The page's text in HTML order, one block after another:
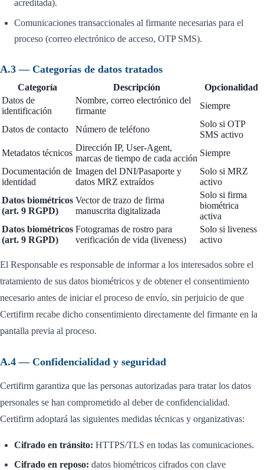
acreditada).
Comunicaciones transaccionales al firmante necesarias para el
proceso (correo electrónico de acceso, OTP SMS).
A.3 — Categorías de datos tratados
Categoría Descripción
Opcionalidad
Datos de
identificación
Nombre, correo electrónico del
firmante
Siempre
Datos de contacto Número de teléfono
Solo si OTP
SMS activo
Metadatos técnicos
Dirección IP, User-Agent,
marcas de tiempo de cada acción
Siempre
Documentación de
identidad
Imagen del DNI/Pasaporte y
datos MRZ extraídos
Solo si MRZ
activo
Datos biométricos
(art. 9 RGPD)
Vector de trazo de firma
manuscrita digitalizada
Solo si firma
biométrica
activa
Datos biométricos
(art. 9 RGPD)
Fotogramas de rostro para
verificación de vida (liveness)
Solo si liveness
activo
El Responsable es responsable de informar a los interesados sobre el
tratamiento de sus datos biométricos y de obtener el consentimiento
necesario antes de iniciar el proceso de envío, sin perjuicio de que
Certifirm recabe dicho consentimiento directamente del firmante en la
pantalla previa al proceso.
A.4 — Confidencialidad y seguridad
Certifirm garantiza que las personas autorizadas para tratar los datos
personales se han comprometido al deber de confidencialidad.
Certifirm adoptará las siguientes medidas técnicas y organizativas:
Cifrado en tránsito: HTTPS/TLS en todas las comunicaciones.
Cifrado en reposo: datos biométricos cifrados con clave